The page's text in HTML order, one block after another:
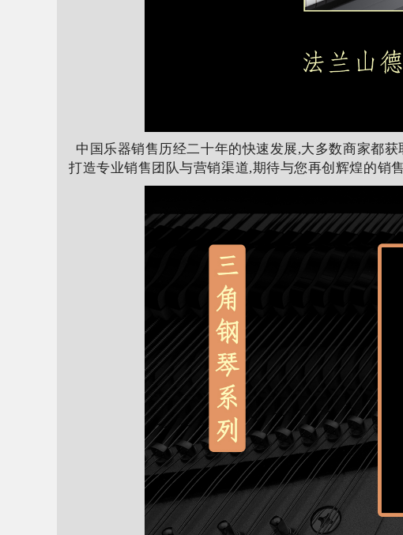
中国乐器销售历经二十年的快速发展,大多数商家都
打造专业销售团队与营销渠道,期待与您再创辉煌的销